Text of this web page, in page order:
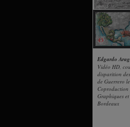
Edgardo
Vidéo HD,
disparition
de Guerrero
Coproduction
Graphiques
Bordeaux